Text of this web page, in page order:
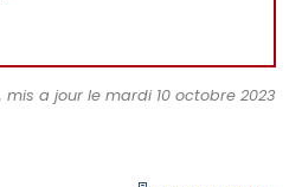
mis a jour le mardi 10 octobre 2023